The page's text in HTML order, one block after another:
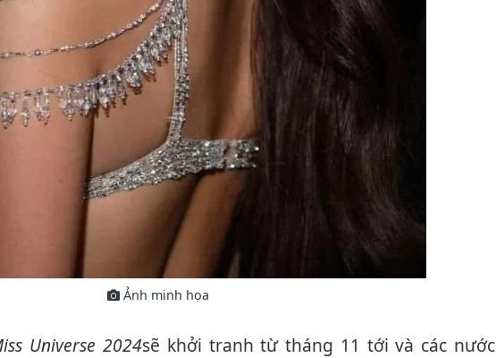
Ảnh minh họa
Universe 2024sẽ khởi tranh từ tháng 11 tới và các nước